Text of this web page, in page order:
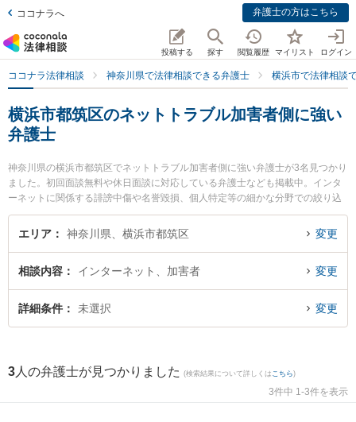
ココナラへ 弁護士の方はこちら
投稿する 探す 閲覧履歴 マイリスト ログイン
ココナラ法律相談 神奈川県で法律相談できる弁護士 横浜市で法律相談
横浜市都筑区のネットトラブル加害者側に強い
弁護士
神奈川県の横浜市都筑区でネットトラブル加害者側に強い弁護士が3名見つかり
ました。初回面談無料や休日面談に対応している弁護士なども掲載中。インタ
ーネットに関係する誹謗中傷や名誉毀損、個人特定等の細かな分野での絞り込
み検索もでき便利です。特に神奈川港北法律事務所の黒田 清彰弁護士や港北つ
ばき法律事務所の椿 良和弁護士、都筑港北ニュータウン法律事務所の塚田 雅久
ぐに弁護士に相談したい』『ネットトラブル加害者側のトラブル解決の実績豊
富な近くの弁護士を検索したい』『初回相談無料でネットトラブル加害者側を
法律相談できる横浜市都筑区内の弁護士に相談予約したい』などでお困りの相
エリア 神奈川県、横浜市都筑区 変更
相談内容 インターネット、加害者 変更
詳細条件 未選択 変更
3 人の弁護士が見つかりました (検索結果について詳しくは こちら)
3件中 1-3件を表示